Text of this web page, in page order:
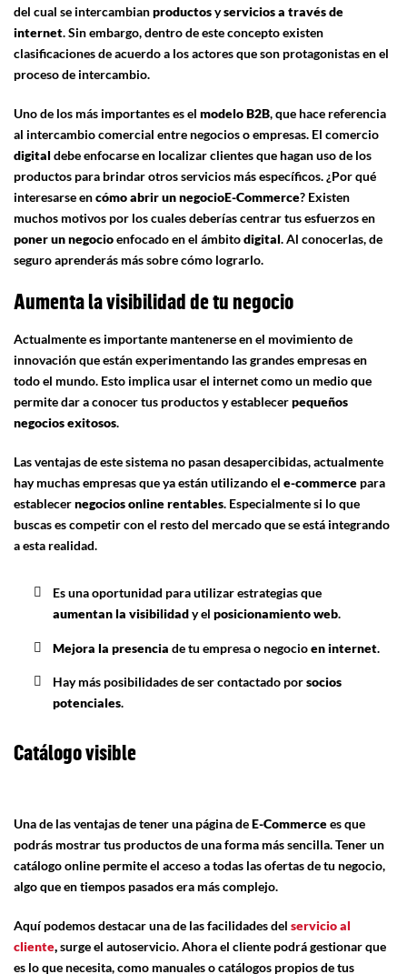
del cual se intercambianproductosyservicios a través de
internet. Sin embargo, dentro de este concepto existen
clasificaciones de acuerdo a los actores que son protagonistas en el
proceso de intercambio.
Uno de los más importantes es el modelo B2B, que hace referencia
al intercambio comercial entre negocios o empresas. El comercio
digital debe enfocarse en localizar clientes que hagan uso de los
productos para brindar otros servicios más específicos. ¿Por qué
interesarse encómo abrir un negocioE-Commerce? Existen
muchos motivos por los cuales deberías centrar tus esfuerzos en
poner un negocioenfocado en el ámbitodigital. Al conocerlas, de
seguro aprenderás más sobre cómo lograrlo.
Aumenta la visibilidad de tu negocio
Actualmente es importante mantenerse en el movimiento de
innovación que están experimentando las grandes empresas en
todo el mundo. Esto implica usar el internet como un medio que
permite dar a conocer tus productos y establecerpequeños
negocios exitosos.
Las ventajas de este sistema no pasan desapercibidas, actualmente
hay muchas empresas que ya están utilizando el e-commerce para
establecernegociosonlinerentables. Especialmente si lo que
buscas es competir con el resto del mercado que se está integrando
a esta realidad.
Es una oportunidad para utilizar estrategias que
aumentan la visibilidady elposicionamiento web.
Mejora la presencia de tu empresa o negocioen internet.
Hay más posibilidades de ser contactado porsocios
potenciales.
Catálogo visible
Una de las ventajas de tener una página deE-Commercees que
podrás mostrar tus productos de una forma más sencilla. Tener un
catálogo online permite el acceso a todas las ofertas de tu negocio,
algo que en tiempos pasados era más complejo.
Aquí podemos destacar una de las facilidades del servicio al
cliente,surge el autoservicio. Ahora el cliente podrá gestionar que
es lo que necesita, como manuales o catálogos propios de tus